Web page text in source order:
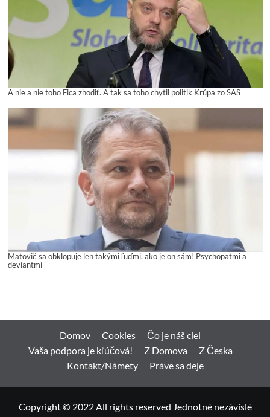
A nie a nie toho Fica zhodiť. A tak sa toho chytil politik Krúpa zo SAS
Matovič sa obklopuje len takými ľuďmi, ako je on sám! Psychopatmi a
deviantmi
Domov Cookies
Čo je náš ciel
Vaša podpora je kľúčová!
Z Domova
Z Česka
Kontakt/Námety
Práve sa deje
Copyright © 2022 All rights reserved Jednotné nezávislé